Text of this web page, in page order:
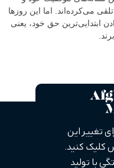
می‌کرده‌اند. اما این روزها
ابتدایی‌ترین حق خود،‌ یعنی
تغییر این
کلیک کنید.
با تولید